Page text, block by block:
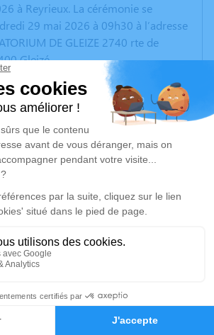
Hommages
à Reyrieux. La cérémonie se
29 mai 2026 à 09h30 à l’adresse
DE GLEIZE 2740 rte de
Gleizé.
souhaitée. En revanche nous vous
le lien ci-dessous.
d’arbre hommage est
Je rends hommage
mai 2026 à 09h30
DE GLEIZE 2740 rte de Montmelas